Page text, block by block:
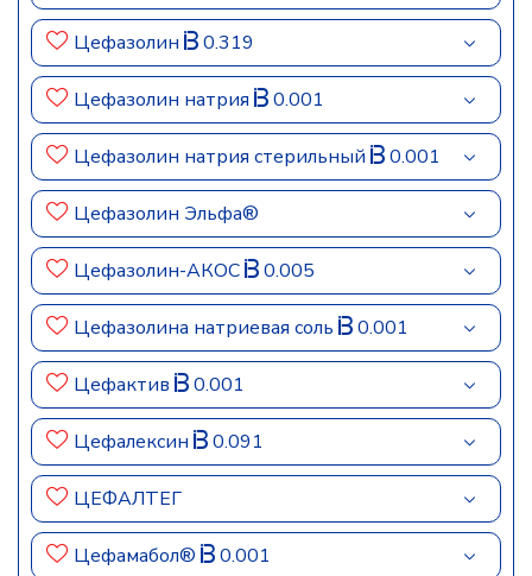
Цефазолин 0.319
Цефазолин натрия 0.001
Цефазолин натрия стерильный 0.001
Цефазолин Эльфа®
Цефазолин-АКОС 0.005
Цефазолина натриевая соль 0.001
Цефактив 0.001
Цефалексин 0.091
ЦЕФАЛТЕГ
Цефамабол® 0.001